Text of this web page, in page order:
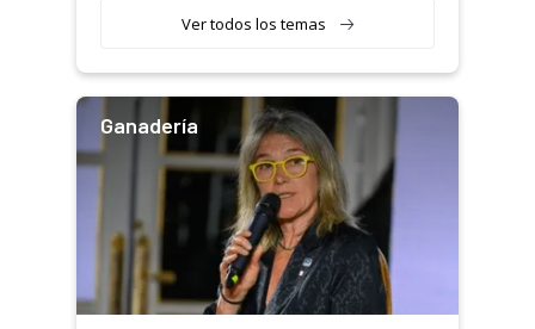
Ver todos los temas
Ganadería